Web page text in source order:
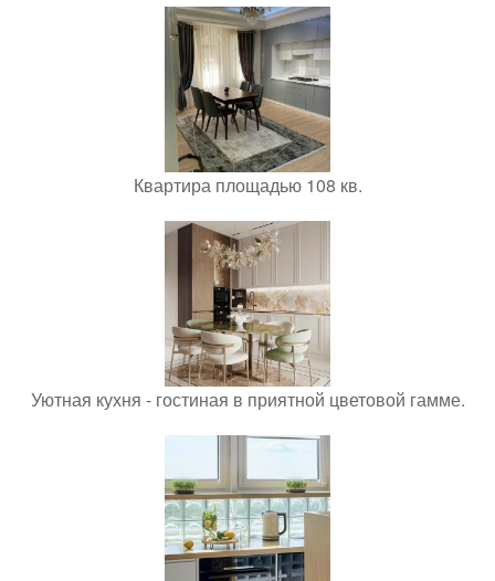
Квартира площадью 108 кв.
Уютная кухня - гостиная в приятной цветовой гамме.